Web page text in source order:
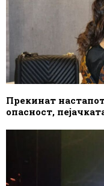
Прекинат
опасност,